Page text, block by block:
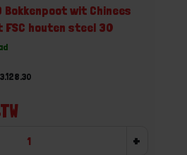
Bokkenpoot wit Chinees
houten steel 30
+